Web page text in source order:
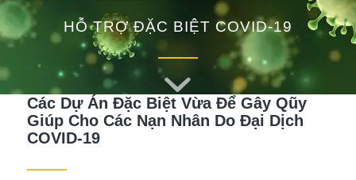
HỖ TRỢ ĐẶC BIỆT COVID-19
Các Dự Án Đặc Biệt Vừa Để Gây Qũy
Giúp Cho Các Nạn Nhân Do Đại Dịch
COVID-19